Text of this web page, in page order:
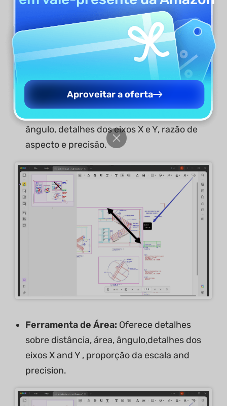
Ferramenta de Perímetro: Exibe
ângulo, detalhes dos eixos X e Y, razão de
aspecto e precisão.
Ferramenta de Área: Oferece detalhes
sobre distância, área, ângulo,detalhes dos
eixos X and Y , proporção da escala and
precision.
Aproveitar a oferta